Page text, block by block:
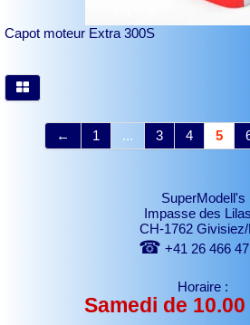
Capot moteur Extra 300S
← 1 ... 3 4 5
SuperModell's
Impasse des
CH-1762
☎ +41 26 466
Horaire :
Samedi de